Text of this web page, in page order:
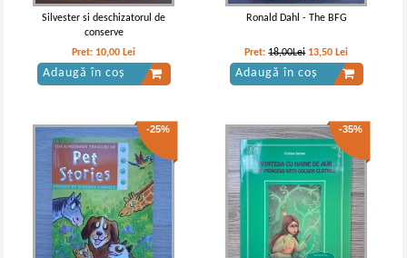
Ioan Slavici - Nuvele
Ioan Slavici - Nuvele (volumul 2,
circa 1910)
Silvester si deschizatorul de
conserve
Pret: 10,00 Lei
Adaugă în coș
Ronald Dahl - The BFG
Pret:18,00Lei 13,50 Lei
Adaugă în coș
-25% -35%